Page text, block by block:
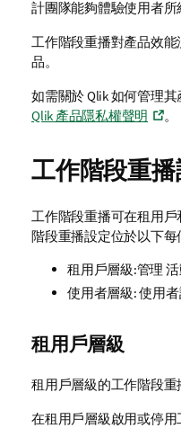
計團隊能夠體驗使用者所
工作階段重播對產品效
品。
如需關於Qlik如何管理其
Qlik 產品隱私權聲明 。
工作階段重播
工作階段重播可在租用
階段重播設定位於以下每
租用戶層級:管理
使用者層級: 使用
租用戶層級
租用戶層級的工作階段重
在租用戶層級啟用或停用